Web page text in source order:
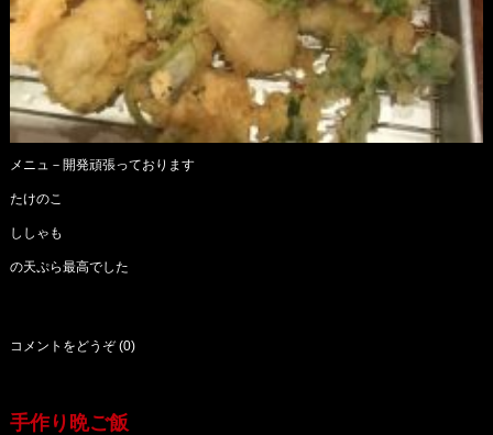
メニュ－開発頑張っております
たけのこ
ししゃも
の天ぷら最高でした
コメントをどうぞ (0)
手作り晩ご飯